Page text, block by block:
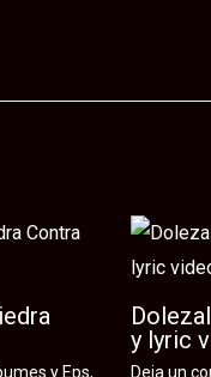
y Eps,
y lyric
Deja un